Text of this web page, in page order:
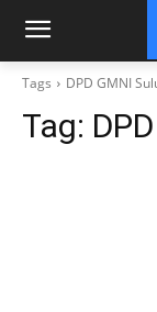
Tags DPD GMNI
Tag: